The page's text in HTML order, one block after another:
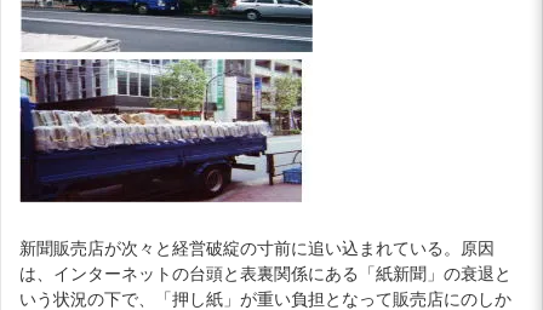
新聞販売店が次々と経営破綻の寸前に追い込まれている。原因
は、インターネットの台頭と表裏関係にある「紙新聞」の衰退と
いう状況の下で、「押し紙」が重い負担となって販売店にのしか